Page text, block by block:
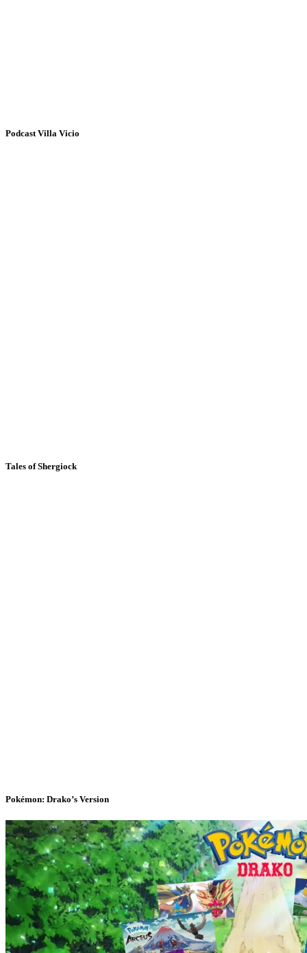
Podcast Villa Vicio
Tales of Shergiock
Pokémon: Drako’s Version